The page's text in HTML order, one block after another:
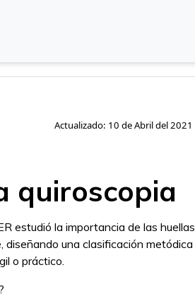
Actualizado: 10 de Abril del 2021
quiroscopia
estudió la importancia de las huellas
una clasificación metódica
o práctico.